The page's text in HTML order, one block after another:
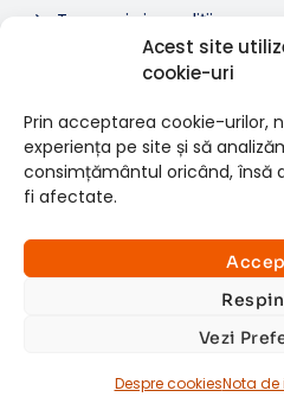
Acest site
cookie-uri
Prin acceptarea cookie-urilor,
experiența pe site și să
consimțământul oricând, însă
fi afectate.
Vezi
Despre cookiesNota
Termeni si condiții
Soluționare litigii
rezervate.
Website dezvoltat de:
Consultații si
Află